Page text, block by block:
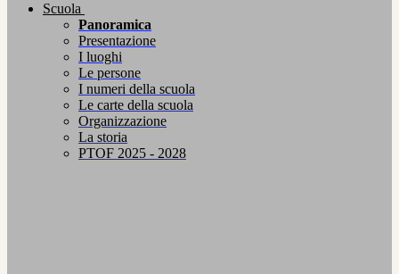
Scuola
Panoramica
Presentazione
I luoghi
Le persone
I numeri della scuola
Le carte della scuola
Organizzazione
La storia
PTOF 2025 - 2028